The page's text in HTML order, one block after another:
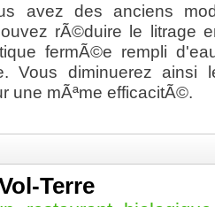
avez des anciens
rÃ©duire le litrage
fermÃ©e rempli
Vous diminuerez ainsi
une mÃªme efficacitÃ©.
Terre